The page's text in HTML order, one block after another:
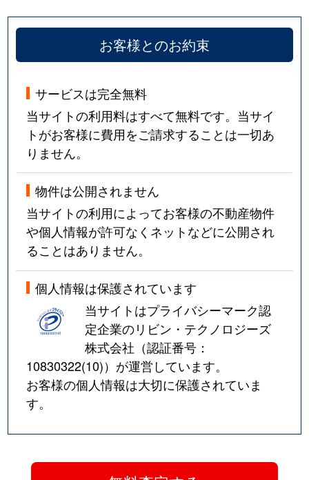
お客様とのお約束
サービスは完全無料
当サイトの利用料はすべて無料です。当サイ
トがお客様に費用をご請求することは一切あ
りません。
物件は公開されません
当サイトの利用によってお客様の不動産物件
や個人情報が許可なくネットなどに公開され
ることはありません。
個人情報は保護されています
当サイトはプライバシーマーク認
定企業のリビン・テクノロジーズ
株式会社（認証番号：
10830322(10)）が運営しています。
お客様の個人情報は大切に保護されていま
す。